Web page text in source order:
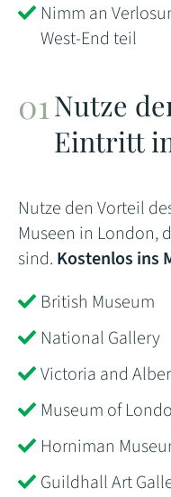
Nimm an
West-End teil
Nutze
Eintritt
Nutze den Vorteil
Museen in London,
sind. Kostenlos ins
British Museum
National Gallery
Victoria and
Museum of
Horniman
Guildhall Art